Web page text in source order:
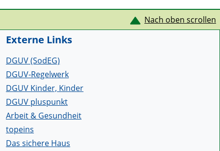
Service Informationen Nach oben scrollen
Externe Links
DGUV (SodEG)
DGUV-Regelwerk
DGUV Kinder, Kinder
DGUV pluspunkt
Arbeit & Gesundheit
topeins
Das sichere Haus